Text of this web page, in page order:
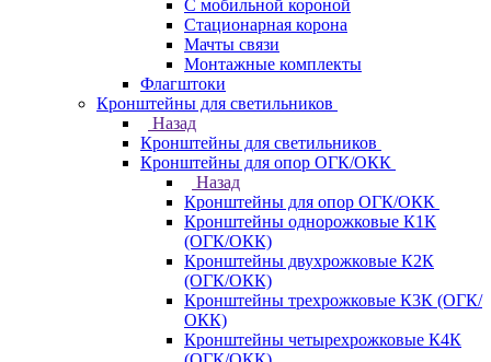
С мобильной короной
Стационарная корона
Мачты связи
Монтажные комплекты
Флагштоки
Кронштейны для светильников
Назад
Кронштейны для светильников
Кронштейны для опор ОГК/ОКК
Назад
Кронштейны для опор ОГК/ОКК
Кронштейны однорожковые К1К
(ОГК/ОКК)
Кронштейны двухрожковые К2К
(ОГК/ОКК)
Кронштейны трехрожковые К3К (ОГК/
ОКК)
Кронштейны четырехрожковые К4К